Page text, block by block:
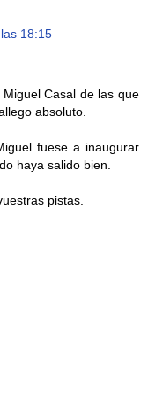
18:15
Casal de las que
absoluto.
fuese a inaugurar
haya salido bien.
pistas.